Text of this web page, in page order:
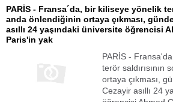
PARİS - Fransa´da, bir kiliseye yönelik
anda önlendiğinin ortaya çıkması,
asıllı 24 yaşındaki üniversite öğrencisi
Paris'in yak
PARİS -
terör saldırısının
ortaya çıkması,
Cezayir asıllı 24